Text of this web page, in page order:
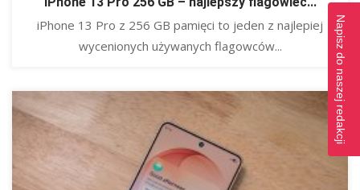
​iPhone 13 Pro z 256 GB pamięci to jeden z najlepiej
wycenionych używanych flagowców...
Napisz do naszej redakcji